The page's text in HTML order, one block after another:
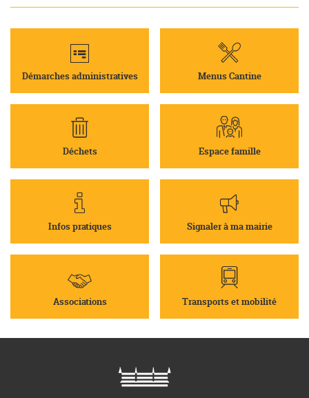
Démarches administratives Menus Cantine
Déchets Espace famille
Infos pratiques Signaler à ma mairie
Associations Transports et mobilité